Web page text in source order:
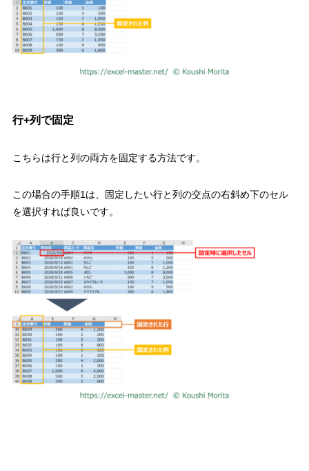
行+列で固定
こちらは行と列の両方を固定する方法です。
この場合の手順1 は、 固定したい行と列の交点の右斜め下のセル
を選択すれば良いです。